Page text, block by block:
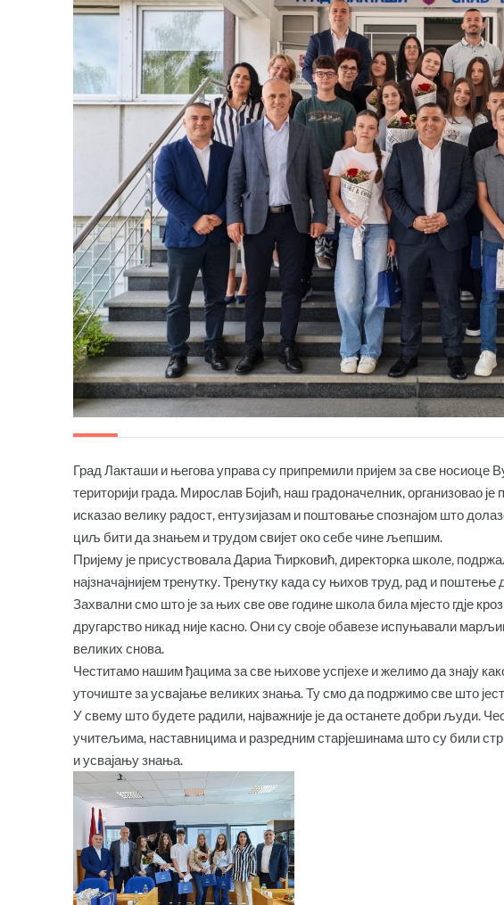
Град Лакташи и његова управа су припремили пријем за све носиоце
територији града. Мирослав Бојић, наш градоначелник, организовао је
исказао велику радост, ентузијазам и поштовање спознајом што
циљ бити да знањем и трудом свијет око себе чине љепшим.
Пријему је присуствовала Дариа Ћирковић, директорка школе,
најзначајнијем тренутку. Тренутку када су њихов труд, рад и поштење
Захвални смо што је за њих све ове године школа била мјесто гдје
другарство никад није касно. Они су своје обавезе испуњавали
великих снова.
Честитамо нашим ђацима за све њихове успјехе и желимо да знају
уточиште за усвајање великих знања. Ту смо да подржимо све што
У свему што будете радили, најважније је да останете добри људи.
учитељима, наставницима и разредним старјешинама што су били
и усвајању знања.